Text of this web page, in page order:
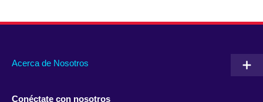
Acerca de Nosotros
Conéctate con nosotros